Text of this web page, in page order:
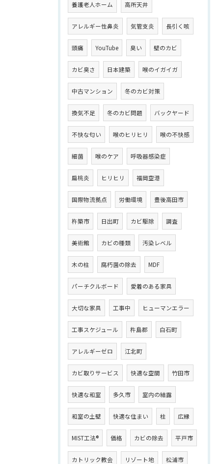
養護老人ホーム 高所天井
アレルギー性鼻炎 気管支炎 長引く咳
頭痛 YouTube 臭い 壁のカビ
カビ臭さ 日本建築 喉のイガイガ
中古マンション 冬のカビ対策
換気不足 冬のカビ問題 バックヤード
不快な匂い 喉のヒリヒリ 喉の不快感
細菌 喉のケア 呼吸器感染症
扁桃炎 ヒリヒリ 福岡空港
国際物流拠点 労働環境 豊後高田市
杵築市 日出町 カビ駆除 調査
美術館 カビの種類 汚染レベル
木の柱 腐朽菌の除去 MDF
パーチクルボード 愛着のある家具
大切な家具 工事中 ヒューマンエラー
工事スケジュール 杵島郡 白石町
アレルギーゼロ 江北町
カビ取りサービス 快適な空間 竹田市
快適な和室 多久市 室内の結露
和室の土壁 快適な住まい 柱 広縁
MIST工法® 価格 カビの除去 平戸市
カトリック教会 リゾート地 松浦市